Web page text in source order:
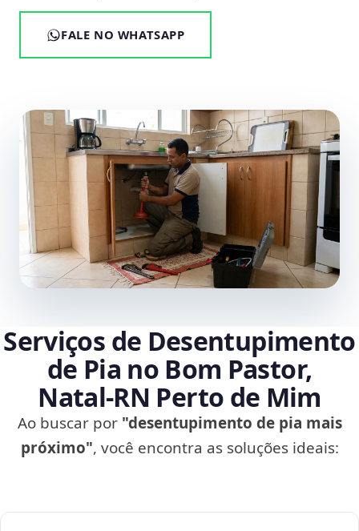
FALE NO WHATSAPP
Serviços de Desentupimento
de Pia no Bom Pastor,
Natal‑RN Perto de Mim
Ao buscar por "desentupimento de pia mais
próximo", você encontra as soluções ideais: